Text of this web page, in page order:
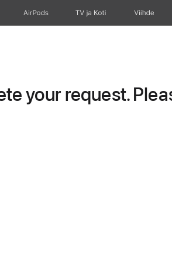
AirPods TV ja Koti Viihde
your request.